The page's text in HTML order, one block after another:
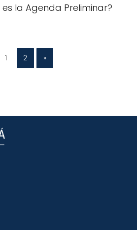
es la Agenda Preliminar?
1 2 »